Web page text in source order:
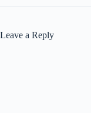
Leave a Reply